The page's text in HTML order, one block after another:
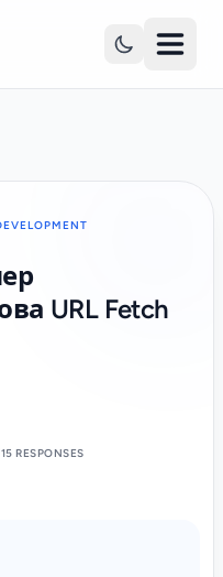
URL Fetch
15 RESPONSES